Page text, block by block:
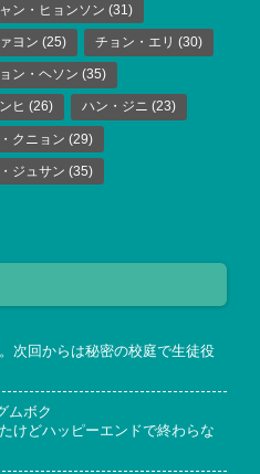
ン・ヒョンソン (31)
ヨン (25) チョン・エリ (30)
ン・ヘソン (35)
ヒ (26) ハン・ジニ (23)
クニョン (29)
ジュサン (35)
次回からは秘密の校庭で生徒役
ムボク
けどハッピーエンドで終わらな